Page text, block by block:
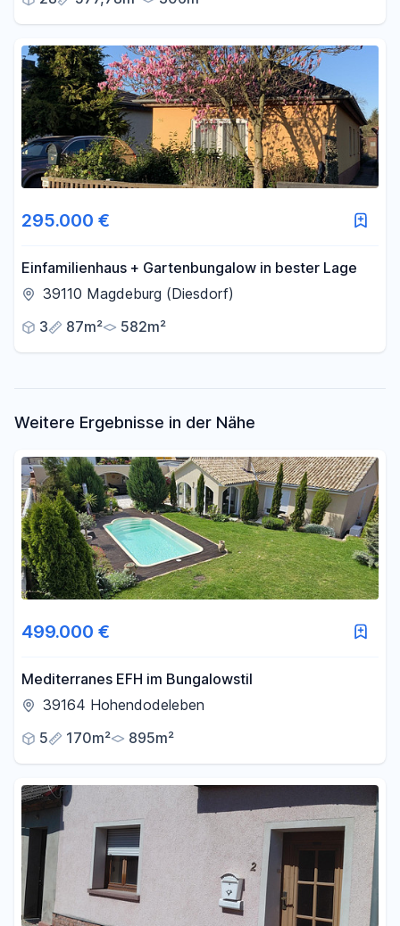
295.000 €
Einfamilienhaus + Gartenbungalow in bester Lage
39110 Magdeburg (Diesdorf)
3
87m² 582m²
Weitere Ergebnisse in der Nähe
499.000 €
Mediterranes EFH im Bungalowstil
39164 Hohendodeleben
5
170m² 895m²